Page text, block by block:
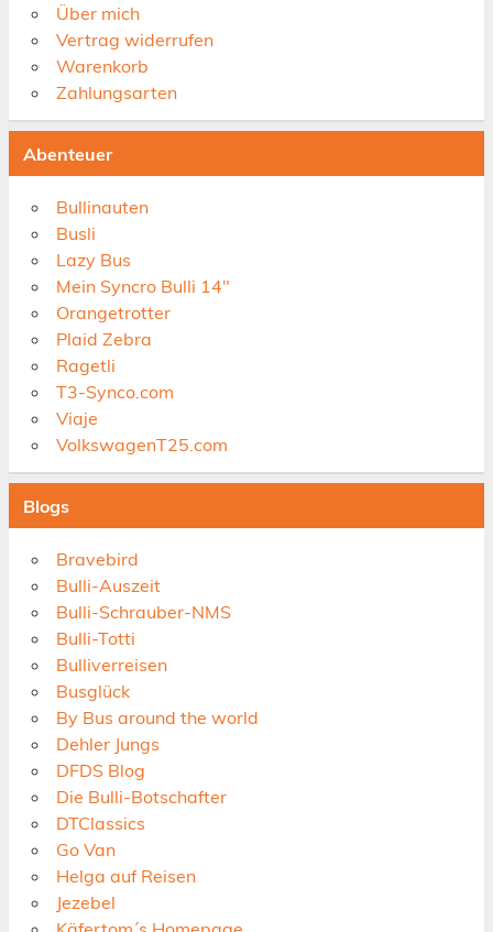
Über mich
Vertrag widerrufen
Warenkorb
Zahlungsarten
Abenteuer
Bullinauten
Busli
Lazy Bus
Mein Syncro Bulli 14"
Orangetrotter
Plaid Zebra
Ragetli
T3-Synco.com
Viaje
VolkswagenT25.com
Blogs
Bravebird
Bulli-Auszeit
Bulli-Schrauber-NMS
Bulli-Totti
Bulliverreisen
Busglück
By Bus around the world
Dehler Jungs
DFDS Blog
Die Bulli-Botschafter
DTClassics
Go Van
Helga auf Reisen
Jezebel